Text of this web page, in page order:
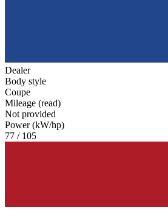
Dealer
Body style
Coupe
Mileage (read)
Not provided
Power (kW/hp)
77 / 105